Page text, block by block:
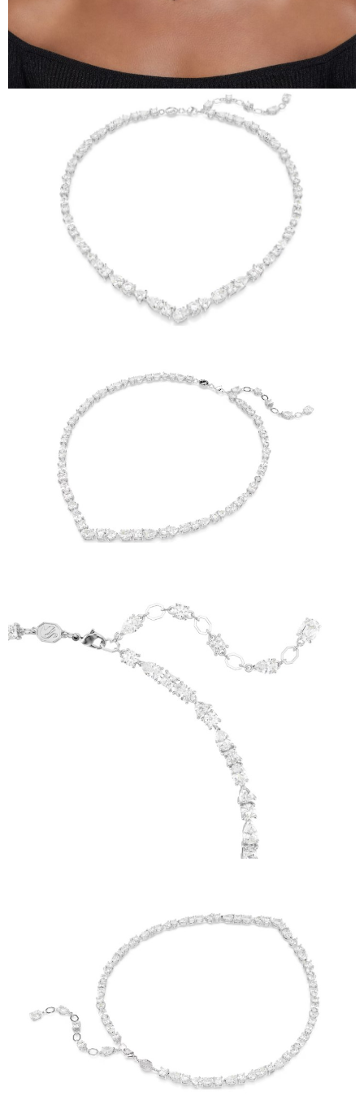
恩沛科技股份有限公司將有權停止該用戶之使用額度並採取法律行動。